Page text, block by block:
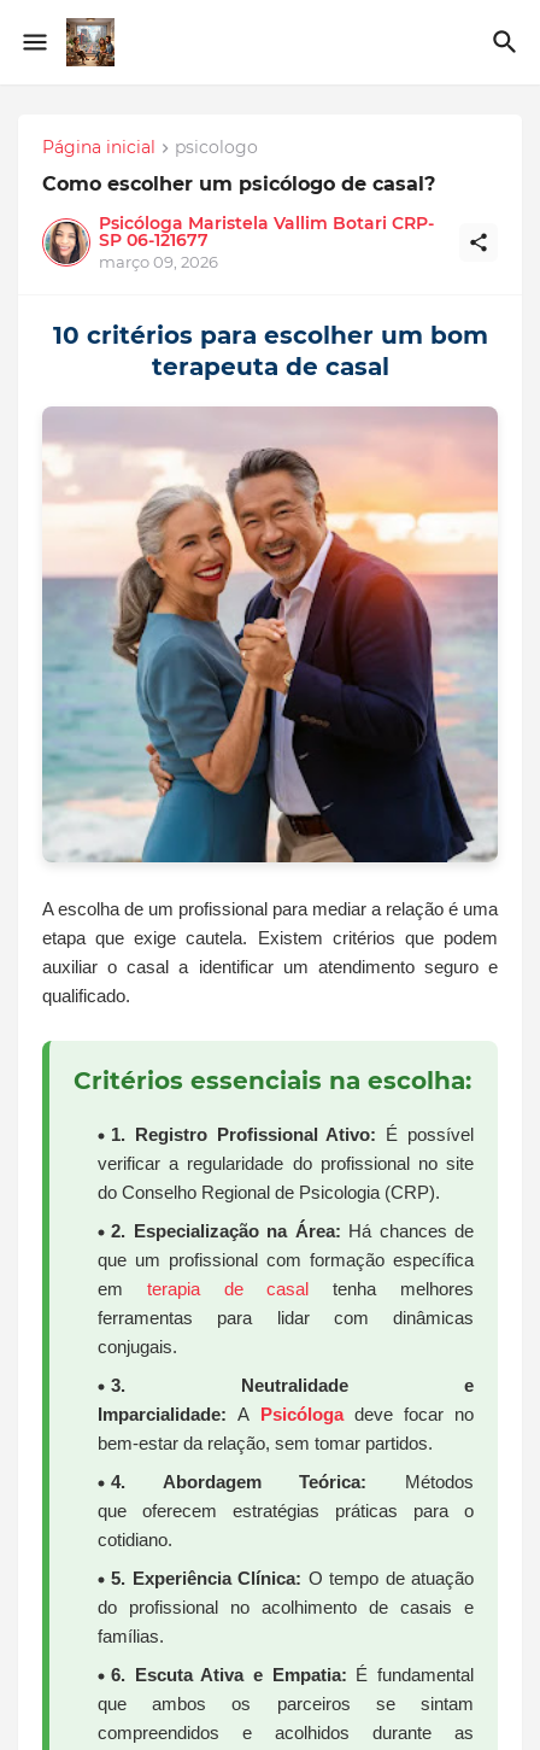
Página inicial psicologo
Como escolher um psicólogo de casal?
Psicóloga Maristela Vallim Botari CRP-
SP 06-121677
março 09, 2026
10 critérios para escolher um bom
terapeuta de casal
A escolha de um profissional para mediar a relação é uma
etapa que exige cautela. Existem critérios que podem
auxiliar o casal a identificar um atendimento seguro e
qualificado.
Critérios essenciais na escolha:
1. Registro Profissional Ativo: É possível
verificar a regularidade do profissional no site
do Conselho Regional de Psicologia (CRP).
2. Especialização na Área: Há chances de
que um profissional com formação específica
em terapia de casal tenha melhores
ferramentas para lidar com dinâmicas
conjugais.
3. Neutralidade e
Imparcialidade: A Psicólogadeve focar no
bem-estar da relação, sem tomar partidos.
4. Abordagem Teórica: Métodos
que oferecem estratégias práticas para o
cotidiano.
5. Experiência Clínica: O tempo de atuação
do profissional no acolhimento de casais e
famílias.
6. Escuta Ativa e Empatia: É fundamental
que ambos os parceiros se sintam
compreendidos e acolhidos durante as